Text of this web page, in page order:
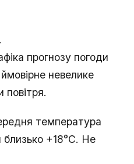
прогнозу погоди
невелике
температура
+18°С. Не